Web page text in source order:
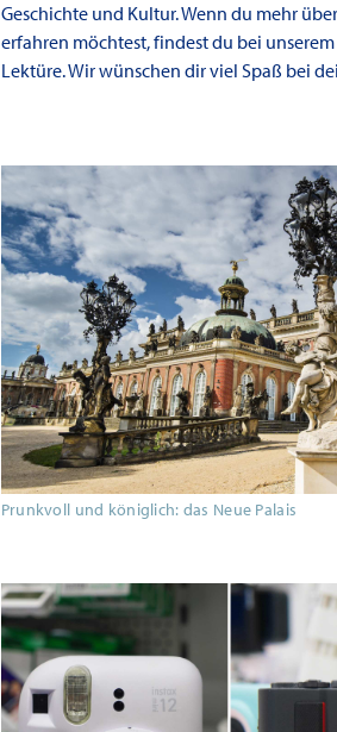
Geschichte und Kultur. Wenn du mehr
erfahren möchtest, findest du bei
Lektüre. Wir wünschen dir viel Spaß bei
Prunkvoll und königlich: das Neue Palais